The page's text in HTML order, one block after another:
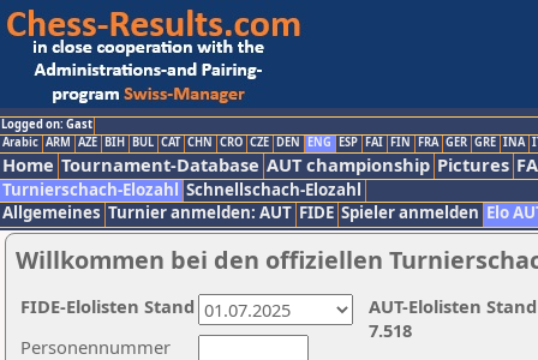
Logged on: Gast
Arabic ARM AZE BIH BUL CAT CHN CRO CZE DEN ENG ESP FAI FIN FRA GER GRE INA
Home Tournament-Database AUT championship Pictures
Turnierschach-Elozahl Schnellschach-Elozahl
Allgemeines Turnier anmelden: AUT FIDE Spieler anmelden Elo
Willkommen bei den offiziellen
Personennummer
AUT-Elolisten
7.518
FIDE-Elolisten Stand